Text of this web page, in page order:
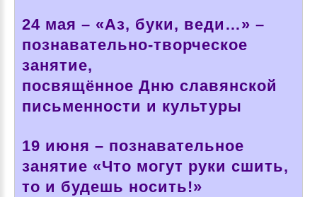
24 мая – «Аз, буки, веди…» –
познавательно-творческое
занятие,
посвящённое Дню славянской
письменности и культуры
19 июня – познавательное
занятие «Что могут руки сшить,
то и будешь носить!»